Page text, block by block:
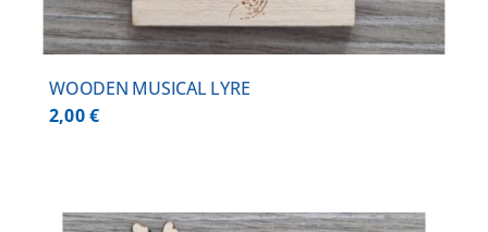
WOODEN MUSICAL LYRE
2,00€